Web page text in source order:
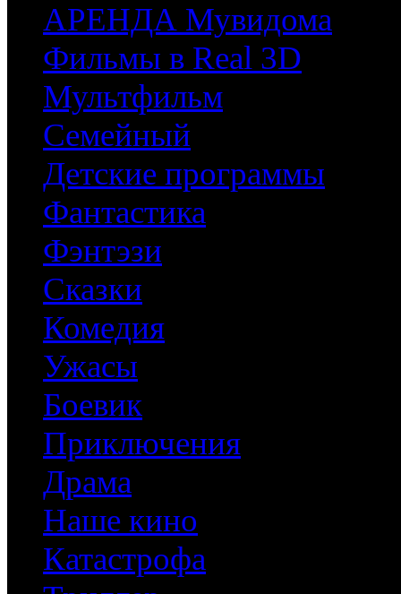
АРЕНДА Мувидома
Фильмы в Real 3D
Мультфильм
Семейный
Детские программы
Фантастика
Фэнтэзи
Сказки
Комедия
Ужасы
Боевик
Приключения
Драма
Наше кино
Катастрофа